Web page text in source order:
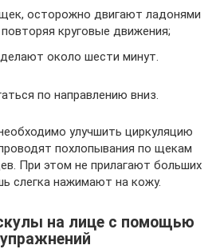
осторожно двигают ладонями
повторяя круговые движения;
около шести минут.
по направлению вниз.
улучшить циркуляцию
похлопывания по щекам
При этом не прилагают больших
слегка нажимают на кожу.
на лице с помощью
упражнений